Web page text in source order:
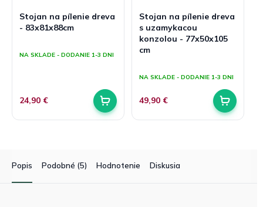
Stojan na pílenie dreva
- 83x81x88cm
hodnotenie
5
NA SKLADE - DODANIE 1-3 DNI
24,90 €
Stojan na pílenie dreva
s uzamykacou
konzolou - 77x50x105
cm
hodnotenie
5,0
5
NA SKLADE - DODANIE 1-3 DNI
49,90 €
Popis Podobné (5) Hodnotenie Diskusia